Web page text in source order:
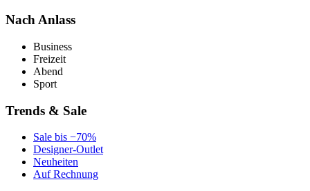
Nach Anlass
Business
Freizeit
Abend
Sport
Trends & Sale
Sale bis −70%
Designer-Outlet
Neuheiten
Auf Rechnung